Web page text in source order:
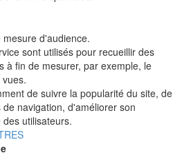
d'audience.
sont utilisés pour recueillir des
à fin de mesurer, par exemple, le
de suivre la popularité du site, de
navigation, d'améliorer son
utilisateurs.